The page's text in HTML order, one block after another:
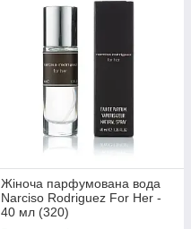
Жіноча парфумована вода
Narciso Rodriguez For Her -
40 мл (320)